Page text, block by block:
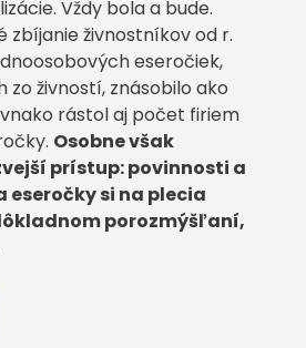
Vždy bola a bude.
zbíjanie živnostníkov od r.
eseročiek,
živností, znásobilo ako
rástol aj počet firiem
Osobne však
prístup: povinnosti a
si na plecia
porozmýšľaní,